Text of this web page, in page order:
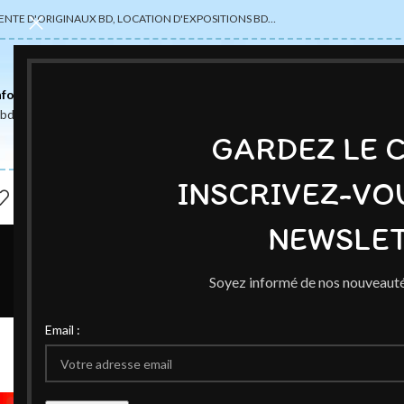
GARDEZ LE
INSCRIVEZ-
Soyez informé de nos
Email :
D'ORIGINAUX BD, LOCATION D'EXPOSITIONS BD…
Dessin Original « Caméléon
Publié par